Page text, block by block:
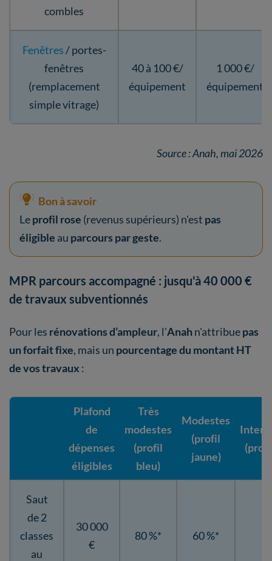
combles
Fenêtres/ portes-
fenêtres
(remplacement
simple vitrage)
40 à 100 €/
équipement
1 000 €/
équipement
Source : Anah, mai 2026
Bon à savoir
Leprofil rose (revenus supérieurs) n'est pas
éligible au parcours par geste.
MPR parcours accompagné : jusqu'à 40 000 €
de travaux subventionnés
Pour les rénovations d’ampleur, l'Anahn'attribuepas
un forfait fixe, mais un pourcentage du montant HT
de vos travaux :
Plafond
de
dépenses
éligibles
Très
modestes
(profil
bleu)
Modestes
(profil
jaune)
Saut
de 2
classes
au
30 000
€
80 %* 60 %*